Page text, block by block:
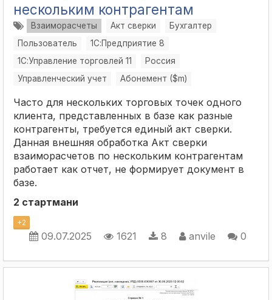
нескольким контрагентам
Взаиморасчеты Акт сверки
Бухгалтер
Пользователь
1С:Предприятие 8
1С:Управление торговлей 11
Россия
Управленческий учет
Абонемент ($m)
Часто для нескольких торговых точек одного
клиента, представленных в базе как разные
контрагенты, требуется единый акт сверки.
Данная внешняя обработка Акт сверки
взаиморасчетов по нескольким контрагентам
работает как отчет, не формирует документ в
базе.
2 стартмани
+2
09.07.2025 1621 8 anvile 0